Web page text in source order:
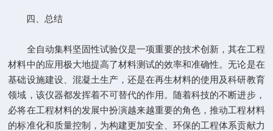
四、总结
全自动集料坚固性试验仪是一项重要的技术创新，其在工程
材料中的应用极大地提高了材料测试的效率和准确性。无论是在
基础设施建设、混凝土生产，还是在再生材料的使用及科研教育
领域，该仪器都发挥着不可替代的作用。随着科技的不断进步，
必将在工程材料的发展中扮演越来越重要的角色，推动工程材料
的标准化和质量控制，为构建更加安全、环保的工程体系贡献力